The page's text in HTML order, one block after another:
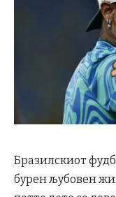
Бразилскиот
бурен љубовен